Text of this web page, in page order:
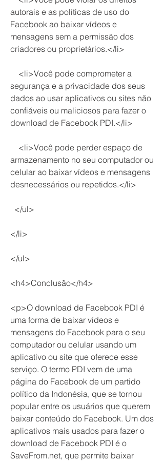
autorais e as políticas de uso do
Facebook ao baixar vídeos e
mensagens sem a permissão dos
criadores ou proprietários.</li>
segurança e a privacidade dos seus
dados ao usar aplicativos ou sites não
confiáveis ou maliciosos para fazer o
download de Facebook PDI.</li>
armazenamento no seu computador ou
celular ao baixar vídeos e mensagens
desnecessários ou repetidos.</li>
  </ul>
</li>
</ul>
<h4>Conclusão</h4>
<p>O download de Facebook PDI é
uma forma de baixar vídeos e
mensagens do Facebook para o seu
computador ou celular usando um
aplicativo ou site que oferece esse
serviço. O termo PDI vem de uma
página do Facebook de um partido
político da Indonésia, que se tornou
popular entre os usuários que querem
baixar conteúdo do Facebook. Um dos
aplicativos mais usados para fazer o
download de Facebook PDI é o
SaveFrom.net, que permite baixar